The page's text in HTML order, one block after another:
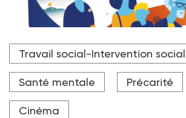
14 fictions et 7 documentaires sont en
projetés dans 60 sites (cinémas,
villes et 9 régions.
Crédit photo DR
Travail social-Intervention
Santé mentale Précarité
Cinéma